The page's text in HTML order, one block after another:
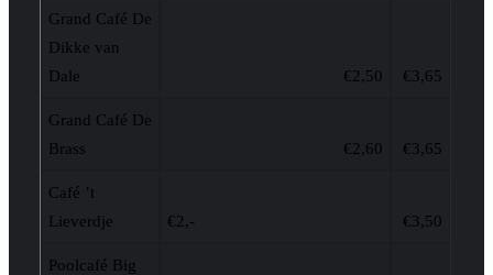
Grand Café De
Dikke van
Dale
€2,50 €3,65
Grand Café De
Brass
€2,60 €3,65
Café ’t
Lieverdje
€2,- €3,50
Poolcafé Big